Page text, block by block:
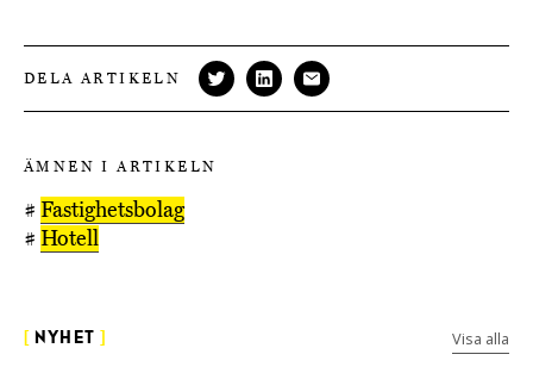
DELA ARTIKELN
ÄMNEN I ARTIKELN
# Fastighetsbolag
# Hotell
NYHET Visa alla